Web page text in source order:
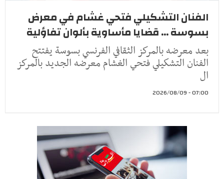
الفنان التشكيلي فتحي غشام في معرض
بسوسة ... قضايا مأساوية بألوان تفاؤلية
بعد معرضه بالمركز الثقافي الفرنسي بسوسة يفتتح
الفنان التشكيلي فتحي الغشام معرضه الجديد بالمركز
ال
07:00 - 2026/08/09